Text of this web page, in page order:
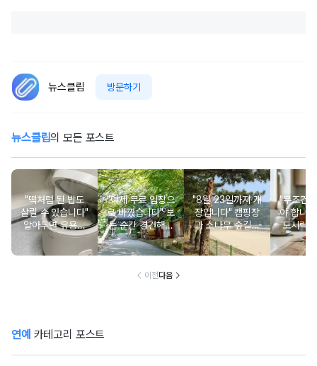
뉴스클립 방문하기
뉴스클립의 모든 포스트
"떡처럼 된 밥도
살릴 수 있습니다"
알아두면 유용한
물 많은 진 밥 살
리는 방법
"이제 무료 입장으
로 바꼈습니다" 보
는 순간 경건해지
고 마음이 편안해
지는 사찰 여행지
"8월 23일까지 개
장입니다" 캠핑장
과 소나무 숲길이
붙어있는 조용한
남해 해수욕장
"무조건
야 합니
도시락
마토 꼭
넣으면
이전다음
연예 카테고리 포스트